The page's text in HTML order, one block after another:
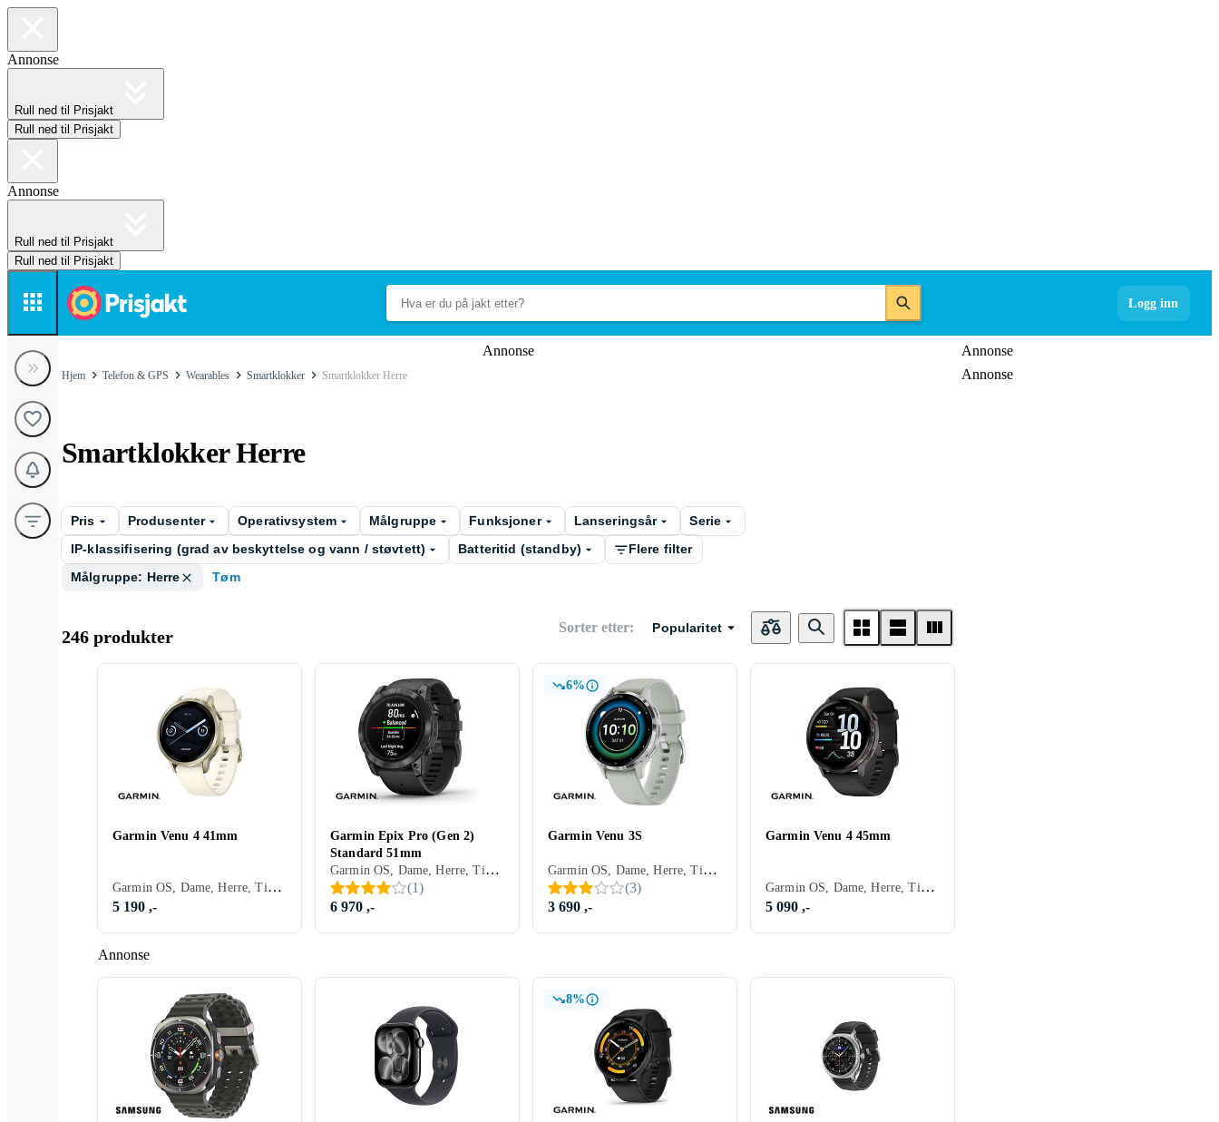
Annonse
Rull ned til Prisjakt
Rull ned til Prisjakt
Annonse
Rull ned til Prisjakt
Rull ned til Prisjakt
Logg inn
Annonse
Annonse
Annonse
Hjem Telefon & GPS Wearables Smartklokker Smartklokker Herre
Smartklokker Herre
Pris Produsenter Operativsystem Målgruppe Funksjoner Lanseringsår
Serie
IP-klassifisering (grad av beskyttelse og vann / støvtett)
Batteritid (standby)
Flere filter
Målgruppe: Herre
Tøm
246 produkter Sorter etter: Popularitet
Annonse
Garmin Venu 4 41mm
Garmin OS, Dame, Herre, Timer, Innebygd høyttaler, Vannavstøtende, ANT+, Vibrasjonsvarsel., Innebygd mikrofon, Berøringsskjerm, Fargeskjerm, Alltid på skjerm, 2025, Garmin Venu
5 190 ,-
Garmin Epix Pro (Gen 2)
Standard 51mm
Garmin OS, Dame, Herre, Timer, Vannavstøtende, Vibrasjonsvarsel., Berøringsskjerm, Fargeskjerm, Alltid på skjerm, 2023, IPX8
(1)
6 970 ,-
6%
Garmin Venu 3S
Garmin OS, Dame, Herre, Timer, USB-kontakt, Innebygd høyttaler, Vannavstøtende, ANT+, Vibrasjonsvarsel., Innebygd mikrofon, Berøringsskjerm, Fargeskjerm, 2023, IPX8
(3)
3 690 ,-
Garmin Venu 4 45mm
Garmin OS, Dame, Herre, Timer, Innebygd høyttaler, Vannavstøtende, ANT+, Vibrasjonsvarsel., Innebygd mikrofon, Berøringsskjerm, Fargeskjerm, Alltid på skjerm, 2025, Garmin Venu
5 090 ,-
8%